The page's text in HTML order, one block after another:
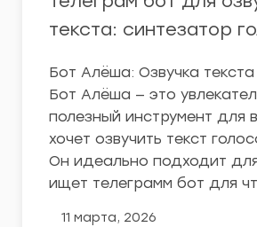
текста: синтезатор
Бот Алёша: Озвучка
Бот Алёша — это
полезный инструмент для
хочет озвучить текст
Он идеально подходит
ищет телеграмм бот для
11 марта, 2026